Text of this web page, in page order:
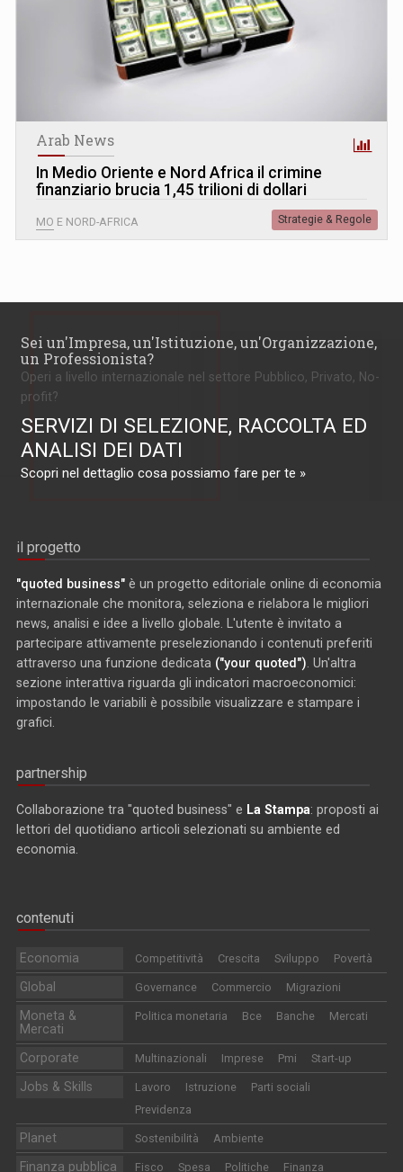
Arab News
In Medio Oriente e Nord Africa il crimine
finanziario brucia 1,45 trilioni di dollari
MO E NORD-AFRICA Strategie & Regole
Sei un'Impresa, un'Istituzione, un'Organizzazione,
un Professionista?
Operi a livello internazionale nel settore Pubblico, Privato, No-
profit?
SERVIZI DI SELEZIONE, RACCOLTA ED
ANALISI DEI DATI
Scopri nel dettaglio cosa possiamo fare per te »
il progetto
"quoted business" è un progetto editoriale online di economia
internazionale che monitora, seleziona e rielabora le migliori
news, analisi e idee a livello globale. L'utente è invitato a
partecipare attivamente preselezionando i contenuti preferiti
attraverso una funzione dedicata ("your quoted") . Un'altra
sezione interattiva riguarda gli indicatori macroeconomici:
impostando le variabili è possibile visualizzare e stampare i
grafici.
partnership
Collaborazione tra "quoted business" e La Stampa: proposti ai
lettori del quotidiano articoli selezionati su ambiente ed
economia.
contenuti
Economia Competitività Crescita Sviluppo Povertà
Global Governance Commercio Migrazioni
Moneta &
Mercati
Politica monetaria Bce Banche Mercati
Corporate Multinazionali Imprese Pmi Start-up
Jobs & Skills Lavoro Istruzione
Parti sociali
Previdenza
Planet Sostenibilità Ambiente
Finanza pubblica Fisco Spesa Politiche Finanza